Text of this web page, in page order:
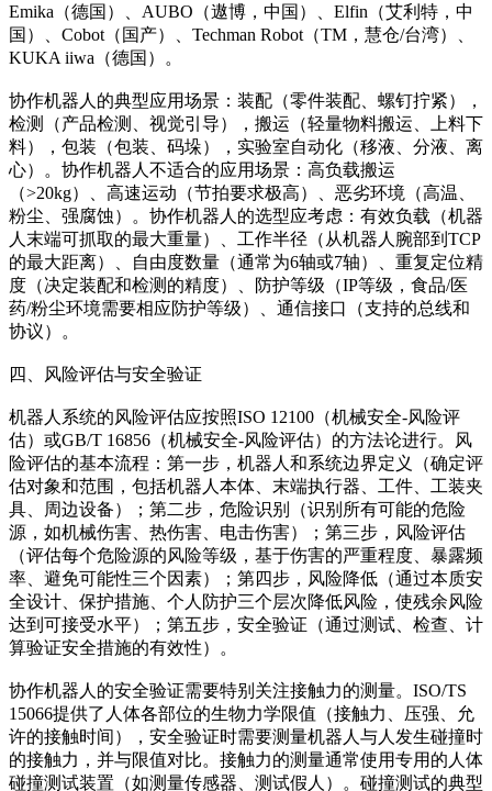
Emika（德国）、AUBO（遨博，中国）、Elfin（艾利特，中
国）、Cobot（国产）、Techman Robot（TM，慧仓/台湾）、
KUKA iiwa（德国）。
协作机器人的典型应用场景：装配（零件装配、螺钉拧紧），
检测（产品检测、视觉引导），搬运（轻量物料搬运、上料下
料），包装（包装、码垛），实验室自动化（移液、分液、离
心）。协作机器人不适合的应用场景：高负载搬运
（>20kg）、高速运动（节拍要求极高）、恶劣环境（高温、
粉尘、强腐蚀）。协作机器人的选型应考虑：有效负载（机器
人末端可抓取的最大重量）、工作半径（从机器人腕部到TCP
的最大距离）、自由度数量（通常为6轴或7轴）、重复定位精
度（决定装配和检测的精度）、防护等级（IP等级，食品/医
药/粉尘环境需要相应防护等级）、通信接口（支持的总线和
协议）。
四、风险评估与安全验证
机器人系统的风险评估应按照ISO 12100（机械安全-风险评
估）或GB/T 16856（机械安全-风险评估）的方法论进行。风
险评估的基本流程：第一步，机器人和系统边界定义（确定评
估对象和范围，包括机器人本体、末端执行器、工件、工装夹
具、周边设备）；第二步，危险识别（识别所有可能的危险
源，如机械伤害、热伤害、电击伤害）；第三步，风险评估
（评估每个危险源的风险等级，基于伤害的严重程度、暴露频
率、避免可能性三个因素）；第四步，风险降低（通过本质安
全设计、保护措施、个人防护三个层次降低风险，使残余风险
达到可接受水平）；第五步，安全验证（通过测试、检查、计
算验证安全措施的有效性）。
协作机器人的安全验证需要特别关注接触力的测量。ISO/TS
15066提供了人体各部位的生物力学限值（接触力、压强、允
许的接触时间），安全验证时需要测量机器人与人发生碰撞时
的接触力，并与限值对比。接触力的测量通常使用专用的人体
碰撞测试装置（如测量传感器、测试假人）。碰撞测试的典型